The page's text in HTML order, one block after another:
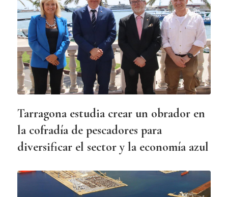
Tarragona estudia crear un obrador en
la cofradía de pescadores para
diversificar el sector y la economía azul